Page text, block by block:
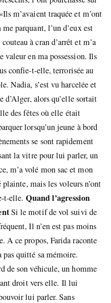
m’avaient traquée et m’ont
parquant, l’un d’eux est
à cran d’arrêt et m’a
en ma possession. Ils
confie-t-elle, terrorisée au
Nadia, s’est vu harcelée et
alors qu’elle sortait
des fêtes où elle était
lorsqu’un jeune à bord
se sont rapidement
la vitre pour lui parler, un
m’a volé mon sac et mon
mais les voleurs n’ont
t-elle. Quand l’agression
Si le motif de vol suivi de
Il n’en est pas moins
A ce propos, Farida raconte
pas quitté sa mémoire.
de son véhicule, un homme
droit vers elle. Il lui
lui parler. Sans